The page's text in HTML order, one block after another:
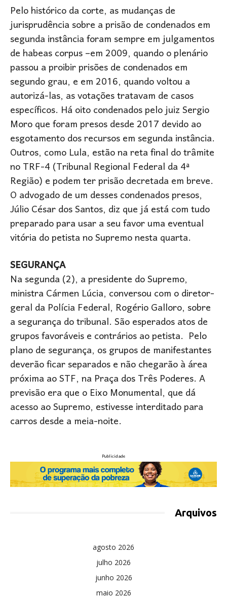
Pelo histórico da corte, as mudanças de
jurisprudência sobre a prisão de condenados em
segunda instância foram sempre em julgamentos
de habeas corpus –em 2009, quando o plenário
passou a proibir prisões de condenados em
segundo grau, e em 2016, quando voltou a
autorizá-las, as votações tratavam de casos
específicos. Há oito condenados pelo juiz Sergio
Moro que foram presos desde 2017 devido ao
esgotamento dos recursos em segunda instância.
Outros, como Lula, estão na reta final do trâmite
no TRF-4 (Tribunal Regional Federal da 4ª
Região) e podem ter prisão decretada em breve.
O advogado de um desses condenados presos,
Júlio César dos Santos, diz que já está com tudo
preparado para usar a seu favor uma eventual
vitória do petista no Supremo nesta quarta.
SEGURANÇA
Na segunda (2), a presidente do Supremo,
ministra Cármen Lúcia, conversou com o diretor-
geral da Polícia Federal, Rogério Galloro, sobre
a segurança do tribunal. São esperados atos de
grupos favoráveis e contrários ao petista. Pelo
plano de segurança, os grupos de manifestantes
deverão ficar separados e não chegarão à área
próxima ao STF, na Praça dos Três Poderes. A
previsão era que o Eixo Monumental, que dá
acesso ao Supremo, estivesse interditado para
carros desde a meia-noite.
Publicidade
Arquivos
agosto 2026
julho 2026
junho 2026
maio 2026